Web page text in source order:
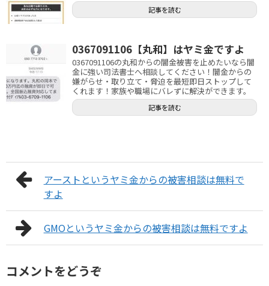
記事を読む
0367091106【丸和】はヤミ金ですよ
0367091106の丸和からの闇金被害を止めたいなら闇
金に強い司法書士へ相談してください！闇金からの
嫌がらせ・取り立て・脅迫を最短即日ストップして
くれます！家族や職場にバレずに解決ができます。
記事を読む
アーストというヤミ金からの被害相談は無料で
すよ
GMOというヤミ金からの被害相談は無料ですよ
コメントをどうぞ